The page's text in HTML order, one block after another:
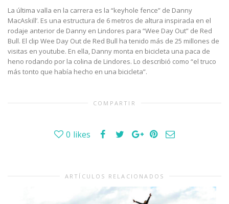
La última valla en la carrera es la “keyhole fence” de Danny
MacAskill’. Es una estructura de 6 metros de altura inspirada en el
rodaje anterior de Danny en Lindores para “Wee Day Out” de Red
Bull. El clip Wee Day Out de Red Bull ha tenido más de 25 millones de
visitas en youtube. En ella, Danny monta en bicicleta una paca de
heno rodando por la colina de Lindores. Lo describió como “el truco
más tonto que había hecho en una bicicleta”.
COMPARTIR
0 likes
ARTÍCULOS RELACIONADOS